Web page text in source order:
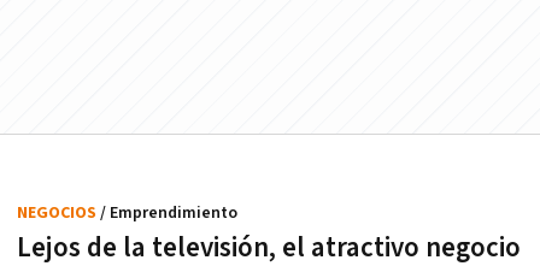
Lejos de la televisión, el atractivo negocio
NEGOCIOS / Emprendimiento